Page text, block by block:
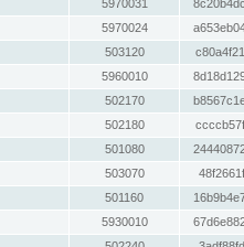
5970031
5970024
503120
5960010
502170
502180
501080
503070
501160
5930010